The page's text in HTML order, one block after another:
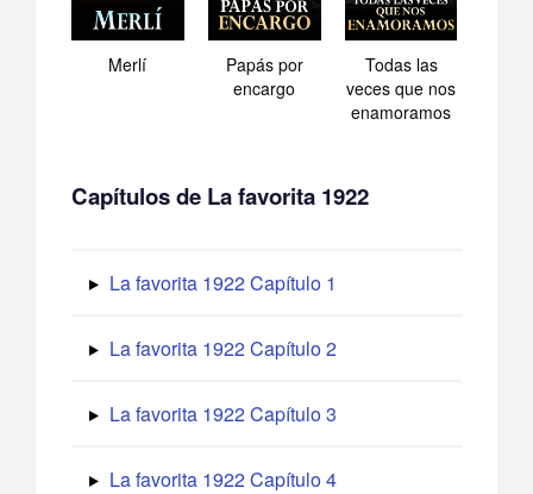
Merlí
Papás por
encargo
Todas las
veces que nos
enamoramos
Capítulos de La favorita 1922
La favorita 1922 Capítulo 1
La favorita 1922 Capítulo 2
La favorita 1922 Capítulo 3
La favorita 1922 Capítulo 4